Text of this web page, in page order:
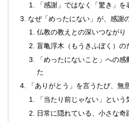
「感謝」ではなく「驚き」
なぜ「めったにない」が、感謝
仏教の教えとの深いつながり
盲亀浮木（もうきふぼく）の
「めったにないこと」への
た
「ありがとう」を言うたび、無
「当たり前じゃない」とい
日常に隠れている、小さな奇